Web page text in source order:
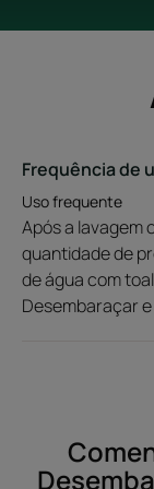
Frequência de
Uso frequente
Após a lavagem
quantidade de
de água com
Desembaraçar